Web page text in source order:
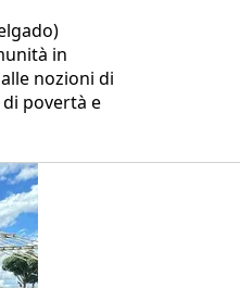
in
nozioni di
povertà e